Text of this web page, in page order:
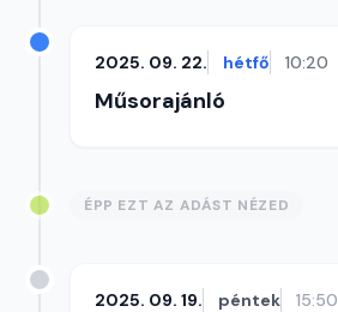
2025. 09. 22. hétfő 10:20
Műsorajánló
ÉPP EZT AZ ADÁST NÉZED
2025. 09. 19. péntek 15:50